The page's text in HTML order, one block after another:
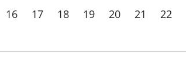
16 17 18 19 20 21 22